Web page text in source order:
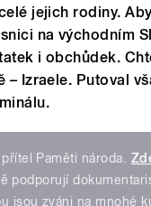
jejich rodiny.
na východním
i obchůdek.
– Izraele. Putoval
Paměti národa.
podporují
jsou zváni na mnohé